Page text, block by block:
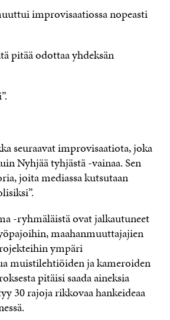
improvisaatiossa nopeasti
pitää odottaa yhdeksän
seuraavat improvisaatiota, joka
Nyhjää tyhjästä -vainaa. Sen
joita mediassa kutsutaan
-ryhmäläistä ovat jalkautuneet
maahanmuuttajajien
ympäri
muistilehtiöiden ja kameroiden
pitäisi saada aineksia
30 rajoja rikkovaa hankeideaa